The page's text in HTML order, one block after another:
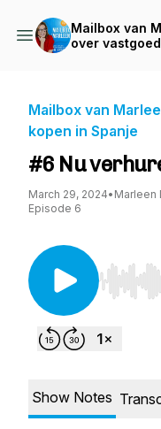
Mailbox van
over vastgoed
Mailbox van
kopen in Spanje
#6 Nu
March 29, 2024• Marleen
Episode 6
Use Left/
Show Notes